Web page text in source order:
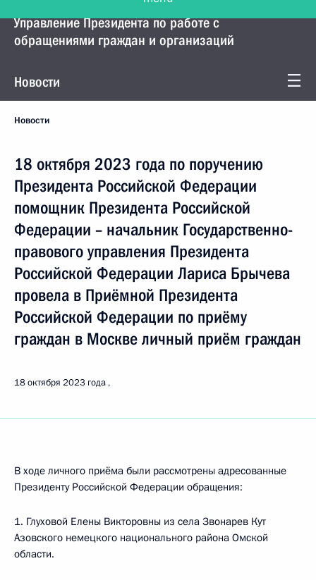
Управление Президента по работе с
обращениями граждан и организаций
Новости
Новости
18 октября 2023 года по поручению
Президента Российской Федерации
помощник Президента Российской
Федерации – начальник Государственно-
правового управления Президента
Российской Федерации Лариса Брычева
провела в Приёмной Президента
Российской Федерации по приёму
граждан в Москве личный приём граждан
18 октября 2023 года
В ходе личного приёма были рассмотрены адресованные
Президенту Российской Федерации обращения:
1. Глуховой Елены Викторовны из села Звонарев Кут
Азовского немецкого национального района Омской
области.